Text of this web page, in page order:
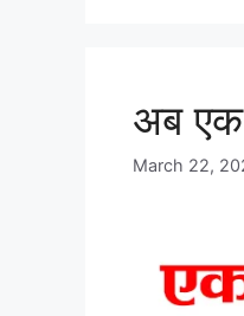
अब एक
March 22,